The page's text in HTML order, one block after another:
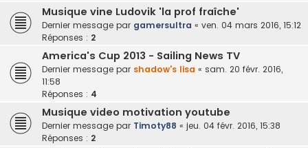
Musique vine Ludovik 'la prof fraîche'
Dernier message par gamersultra « ven. 04 mars 2016, 15:12
Réponses : 2
America's Cup 2013 - Sailing News TV
Dernier message par shadow's lisa « sam. 20 févr. 2016,
11:58
Réponses : 4
Musique video motivation youtube
Dernier message par Timoty88 « jeu. 04 févr. 2016, 15:38
Réponses : 2